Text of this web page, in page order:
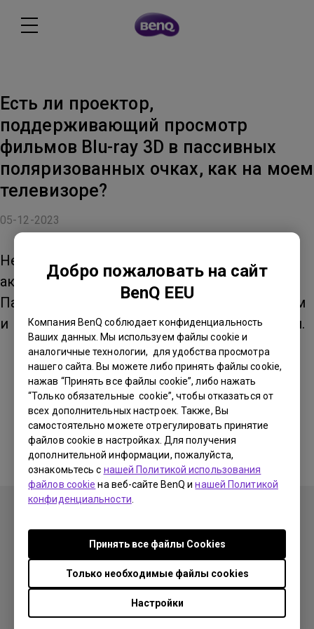
Добро пожаловать на сайт
BenQ EEU
Компания BenQ соблюдает конфиденциальность
Ваших данных. Мы используем файлы cookie и
аналогичные технологии, для удобства просмотра
нашего сайта. Вы можете либо принять файлы cookie,
нажав “Принять все файлы cookie”, либо нажать
“Только обязательные cookie”, чтобы отказаться от
всех дополнительных настроек. Также, Вы
самостоятельно можете отрегулировать принятие
файлов cookie в настройках. Для получения
дополнительной информации, пожалуйста,
ознакомьтесь с нашей Политикой использования
файлов cookie на веб-сайте BenQ инашей Политикой
конфиденциальности
Настройки
Только необходимые файлы cookies
Принять все файлы Сookies
Есть ли проектор,
поддерживающий просмотр
фильмов Blu-ray 3D в пассивных
поляризованных очках, как на моем
телевизоре?
05-12-2023
Нет. Проекторы работают только с
активными стандартами отображения 3D.
Пассивное 3D теперь считается устаревшим
и поэтому не поддерживается проекторами.
Была ли информация полезна?
Продукция
Решения
Поддержка